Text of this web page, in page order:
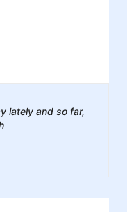
lately and so far,